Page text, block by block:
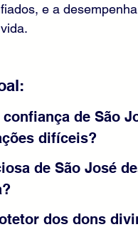
e a
de São
difíceis?
de São José
dos dons